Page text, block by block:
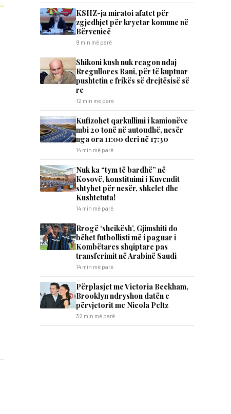
KSHZ-ja miratoi afatet për
zgjedhjet për kryetar komune në
Bërvenicë
9 min më parë
Shikoni kush nuk reagon ndaj
Rregullores Bani, për të kuptuar
pushtetin e frikës së drejtësisë së
re
12 min më parë
Kufizohet qarkullimi i kamionëve
mbi 20 tonë në autoudhë, nesër
nga ora 11:00 deri në 17:30
14 min më parë
Nuk ka “tym të bardhë” në
Kosovë, konstituimi i Kuvendit
shtyhet për nesër, shkelet dhe
Kushtetuta!
14 min më parë
Rrogë ‘sheikësh’, Gjimshiti do
bëhet futbollisti më i paguar i
Kombëtares shqiptare pas
transferimit në Arabinë Saudi
14 min më parë
Përplasjet me Victoria Beckham,
Brooklyn ndryshon datën e
përvjetorit me Nicola Peltz
32 min më parë